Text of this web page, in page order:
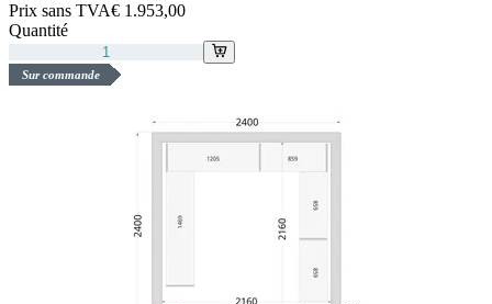
Prix sans TVA€ 1.953,00
Quantité
Sur commande